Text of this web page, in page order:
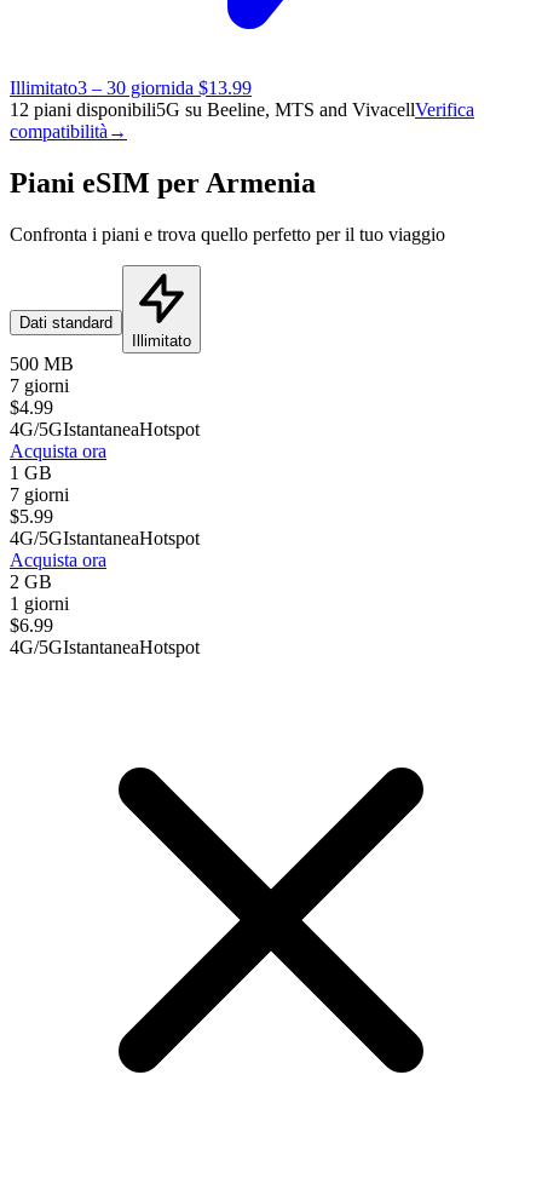
Illimitato3 – 30 giornida $13.99
12 piani disponibili5G su Beeline, MTS and VivacellVerifica
compatibilità →
Piani eSIM per Armenia
Confronta i piani e trova quello perfetto per il tuo viaggio
Dati standard
Illimitato
500 MB
7 giorni
$4.99
4G/5GIstantaneaHotspot
Acquista ora
1 GB
7 giorni
$5.99
4G/5GIstantaneaHotspot
Acquista ora
2 GB
1 giorni
$6.99
4G/5GIstantaneaHotspot